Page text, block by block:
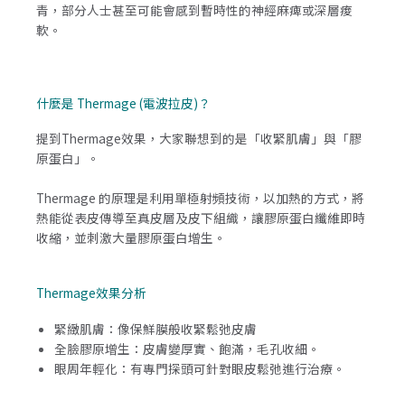
青，部分人士甚至可能會感到暫時性的神經麻痺或深層痠
軟。
什麼是 Thermage (電波拉皮)？
提到Thermage效果，大家聯想到的是「收緊肌膚」與「膠
原蛋白」。
Thermage 的原理是利用單極射頻技術，以加熱的方式，將
熱能從表皮傳導至真皮層及皮下組織，讓膠原蛋白纖維即時
收縮，並刺激大量膠原蛋白增生。
Thermage效果分析
緊緻肌膚：像保鮮膜般收緊鬆弛皮膚
全臉膠原增生：皮膚變厚實、飽滿，毛孔收細。
眼周年輕化：有專門探頭可針對眼皮鬆弛進行治療。